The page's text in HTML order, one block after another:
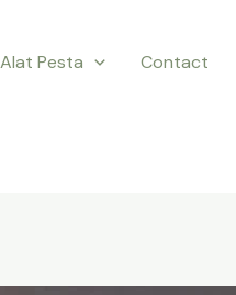
Pesta Contact